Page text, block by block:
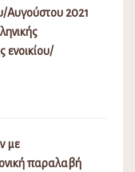
Αυγούστου 2021
ενοικίου/
με
παραλαβή